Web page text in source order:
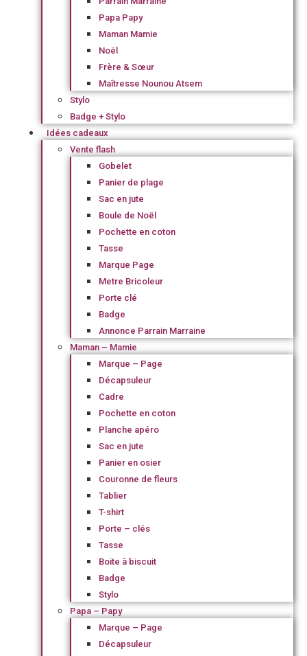
Papa Papy
Maman Mamie
Noël
Frère & Sœur
Maîtresse Nounou Atsem
Stylo
Badge + Stylo
Idées cadeaux
Vente flash
Gobelet
Panier de plage
Sac en jute
Boule de Noël
Pochette en coton
Tasse
Marque Page
Metre Bricoleur
Porte clé
Badge
Annonce Parrain Marraine
Maman – Mamie
Marque – Page
Décapsuleur
Cadre
Pochette en coton
Planche apéro
Sac en jute
Panier en osier
Couronne de fleurs
Tablier
T-shirt
Porte – clés
Tasse
Boite à biscuit
Badge
Stylo
Papa – Papy
Marque – Page
Décapsuleur